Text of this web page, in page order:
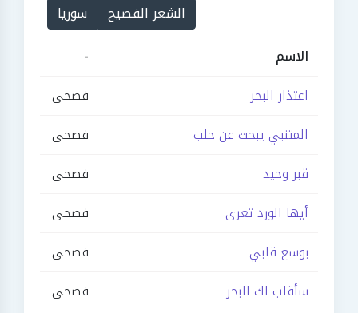
الشعر الفصيح
سوريا
الاسم
-
اعتذار البحر
فصحى
المتنبي يبحث عن حلب
فصحى
قبر وحيد
فصحى
أيها الورد تعرى
فصحى
بوسع قلبي
فصحى
سأقلب لك البحر
فصحى